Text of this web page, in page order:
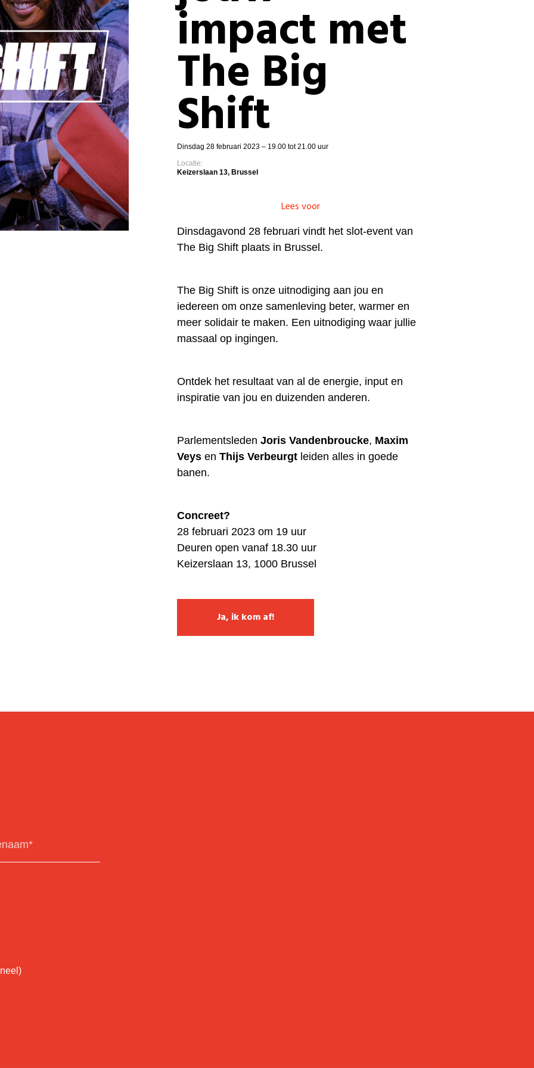
impact met
The Big
Shift
Dinsdag 28 februari 2023 – 19.00 tot 21.00 uur
Locatie:
Keizerslaan 13, Brussel
Lees voor
Dinsdagavond 28 februari vindt het slot-event van
The Big Shift plaats in Brussel.
The Big Shift is onze uitnodiging aan jou en
iedereen om onze samenleving beter, warmer en
meer solidair te maken. Een uitnodiging waar jullie
massaal op ingingen.
Ontdek het resultaat van al de energie, input en
inspiratie van jou en duizenden anderen.
Parlementsleden Joris Vandenbroucke, Maxim
Veys en Thijs Verbeurgt leiden alles in goede
banen.
Concreet?
28 februari 2023 om 19 uur
Deuren open vanaf 18.30 uur
Keizerslaan 13, 1000 Brussel
Ja, ik kom af!